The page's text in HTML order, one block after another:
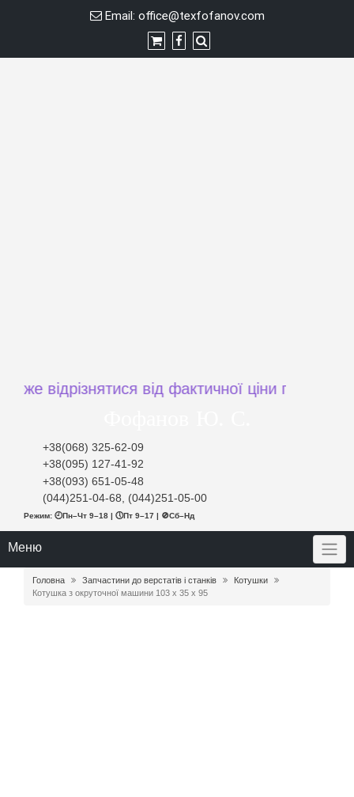
Email: office@texfofanov.com
відрізнятися від фактичної ціни при
+38(068) 325-62-09
+38(095) 127-41-92
+38(093) 651-05-48
(044)251-04-68, (044)251-05-00
Режим: 🕘Пн–Чт 9–18 | 🕔Пт 9–17 | 🚫Сб–Нд
Меню
Головна Запчастини до верстатів і станків
Котушки
Котушка з окруточної машини 103 х 35 х 95